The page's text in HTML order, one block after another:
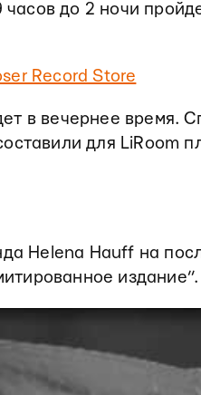
до 2 ночи
Record Store
в вечернее время.
для LiRoom
Helena Hauff на
издание”.